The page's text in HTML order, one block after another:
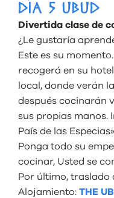
DÍA 5 UBUD
Divertida clase de
¿Le gustaría
Este es su
recogerá en su
local, donde verán
después cocinarán
sus propias manos.
País de las
Ponga todo su
cocinar, Usted se
Por último, traslado
Alojamiento: THE